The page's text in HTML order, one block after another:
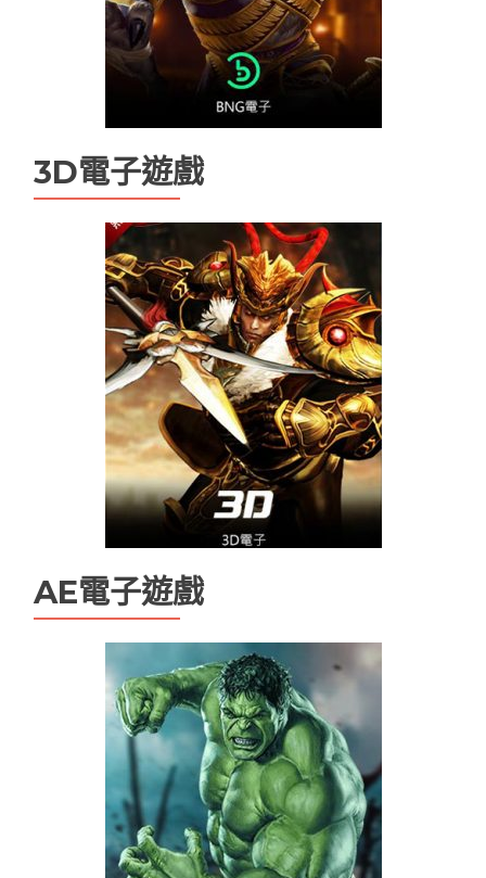
娛樂城app 娛樂城優惠 娛樂城排行
娛樂城詐騙
百家樂技巧
百家樂路單 百家樂遊戲
電子老虎機遊戲推薦 魔龍傳奇打法
3D電子遊戲
AE電子遊戲